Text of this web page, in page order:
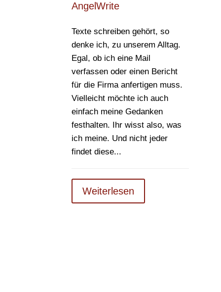
AngelWrite
Texte schreiben gehört, so
denke ich, zu unserem Alltag.
Egal, ob ich eine Mail
verfassen oder einen Bericht
für die Firma anfertigen muss.
Vielleicht möchte ich auch
einfach meine Gedanken
festhalten. Ihr wisst also, was
ich meine. Und nicht jeder
findet diese...
Weiterlesen